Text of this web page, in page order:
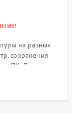
на разных
сохранения
ПК. Проверка
качества.